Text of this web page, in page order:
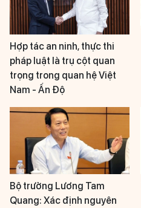
Hợp tác an ninh, thực thi
pháp luật là trụ cột quan
trọng trong quan hệ Việt
Nam - Ấn Độ
Bộ trưởng Lương Tam
Quang: Xác định nguyên